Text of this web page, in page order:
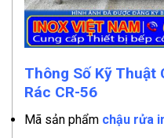
Thông Số Kỹ Thuật
Rác CR-56
Mã sản phẩm chậu rửa